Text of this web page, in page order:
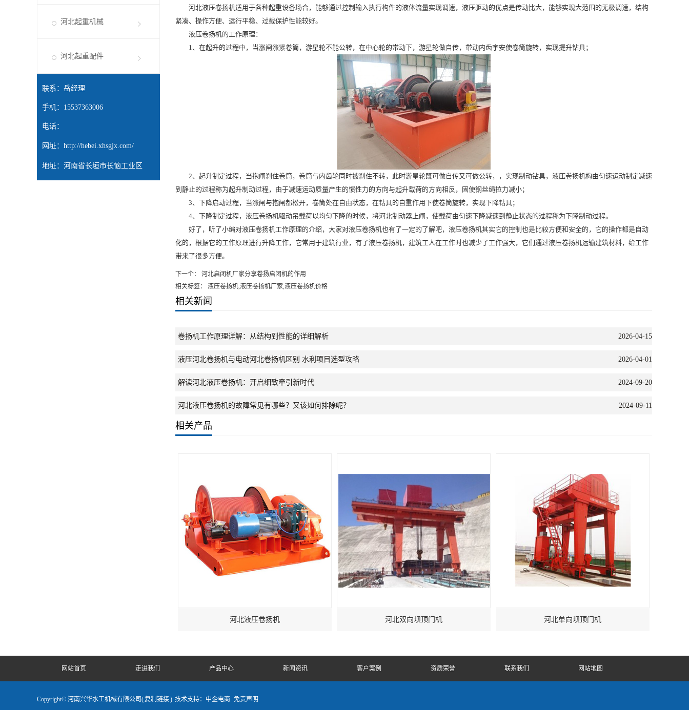
河北起重机械
河北起重配件
联系：岳经理
手机：15537363006
电话：
网址： http://hebei.xhsgjx.com/
地址：河南省长垣市长恼工业区
河北液压卷扬机适用于各种起重设备场合，能够通过控制输入执行构件的液体流量实现调速，液压驱动的优点是传动比大，能够实现大范围的无极调速，结构
紧凑、操作方便、运行平稳、过载保护性能较好。
液压卷扬机的工作原理：
1、在起升的过程中，当涨闸涨紧卷筒，游星轮不能公转，在中心轮的带动下，游星轮做自传，带动内齿宇安使卷筒旋转，实现提升钻具；
2、起升制定过程，当抱闸刹住卷筒，卷筒与内齿轮同时被刹住不转，此时游星轮既可做自传又可做公转，，实现制动钻具，液压卷扬机构由匀速运动制定减速
到静止的过程称为起升制动过程，由于减速运动质量产生的惯性力的方向与起升载荷的方向相反，固使钢丝绳拉力减小；
3、下降启动过程，当涨闸与抱闸都松开，卷筒处在自由状态，在钻具的自重作用下使卷筒旋转，实现下降钻具；
4、下降制定过程，液压卷扬机驱动吊载荷以均匀下降的时候，将河北制动器 上闸，使载荷由匀速下降减速到静止状态的过程称为下降制动过程。
好了，听了小编对液压卷扬机工作原理的介绍，大家对液压卷扬机也有了一定的了解吧，液压卷扬机其实它的控制也是比较方便和安全的，它的操作都是自动
化的，根据它的工作原理进行升降工作，它常用于建筑行业，有了液压卷扬机，建筑工人在工作时也减少了工作强大，它们通过液压卷扬机运输建筑材料，给工作
带来了很多方便。
下一个：
河北启闭机厂家分享卷扬启闭机的作用
相关标签： 液压卷扬机,液压卷扬机厂家,液压卷扬机价格
相关新闻
卷扬机工作原理详解：从结构到性能的详细解析 2026-04-15
液压河北卷扬机与电动河北卷扬机区别 水利项目选型攻略 2026-04-01
解读河北液压卷扬机：开启细致牵引新时代 2024-09-20
河北液压卷扬机的故障常见有哪些？又该如何排除呢？ 2024-09-11
相关产品
河北液压卷扬机 河北双向坝顶门机 河北单向坝顶门机
网站首页 走进我们 产品中心 新闻资讯 客户案例 资质荣誉 联系我们 网站地图
Copyright© 河南兴华水工机械有限公司(复制链接) 技术支持：中企电商 免责声明